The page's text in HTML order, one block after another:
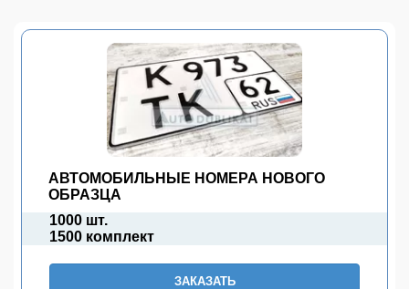
АВТОМОБИЛЬНЫЕ НОМЕРА НОВОГО
ОБРАЗЦА
1000 шт.
1500 комплект
ЗАКАЗАТЬ